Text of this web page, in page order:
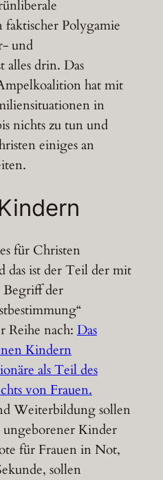
Polygamie
und
drin. Das
hat mit
in
nichts zu tun und
einiges an
für Christen
das ist der Teil der mit
Begriff der
Reihe nach: Das
Kindern
als Teil des
von Frauen.
Weiterbildung sollen
Kinder
für Frauen in Not,
sollen